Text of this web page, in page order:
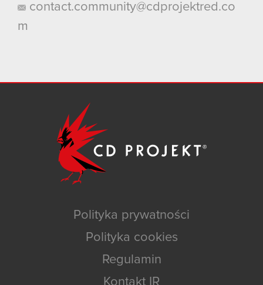
contact.community@cdprojektred.co
m
Polityka prywatności
Polityka cookies
Regulamin
Kontakt IR